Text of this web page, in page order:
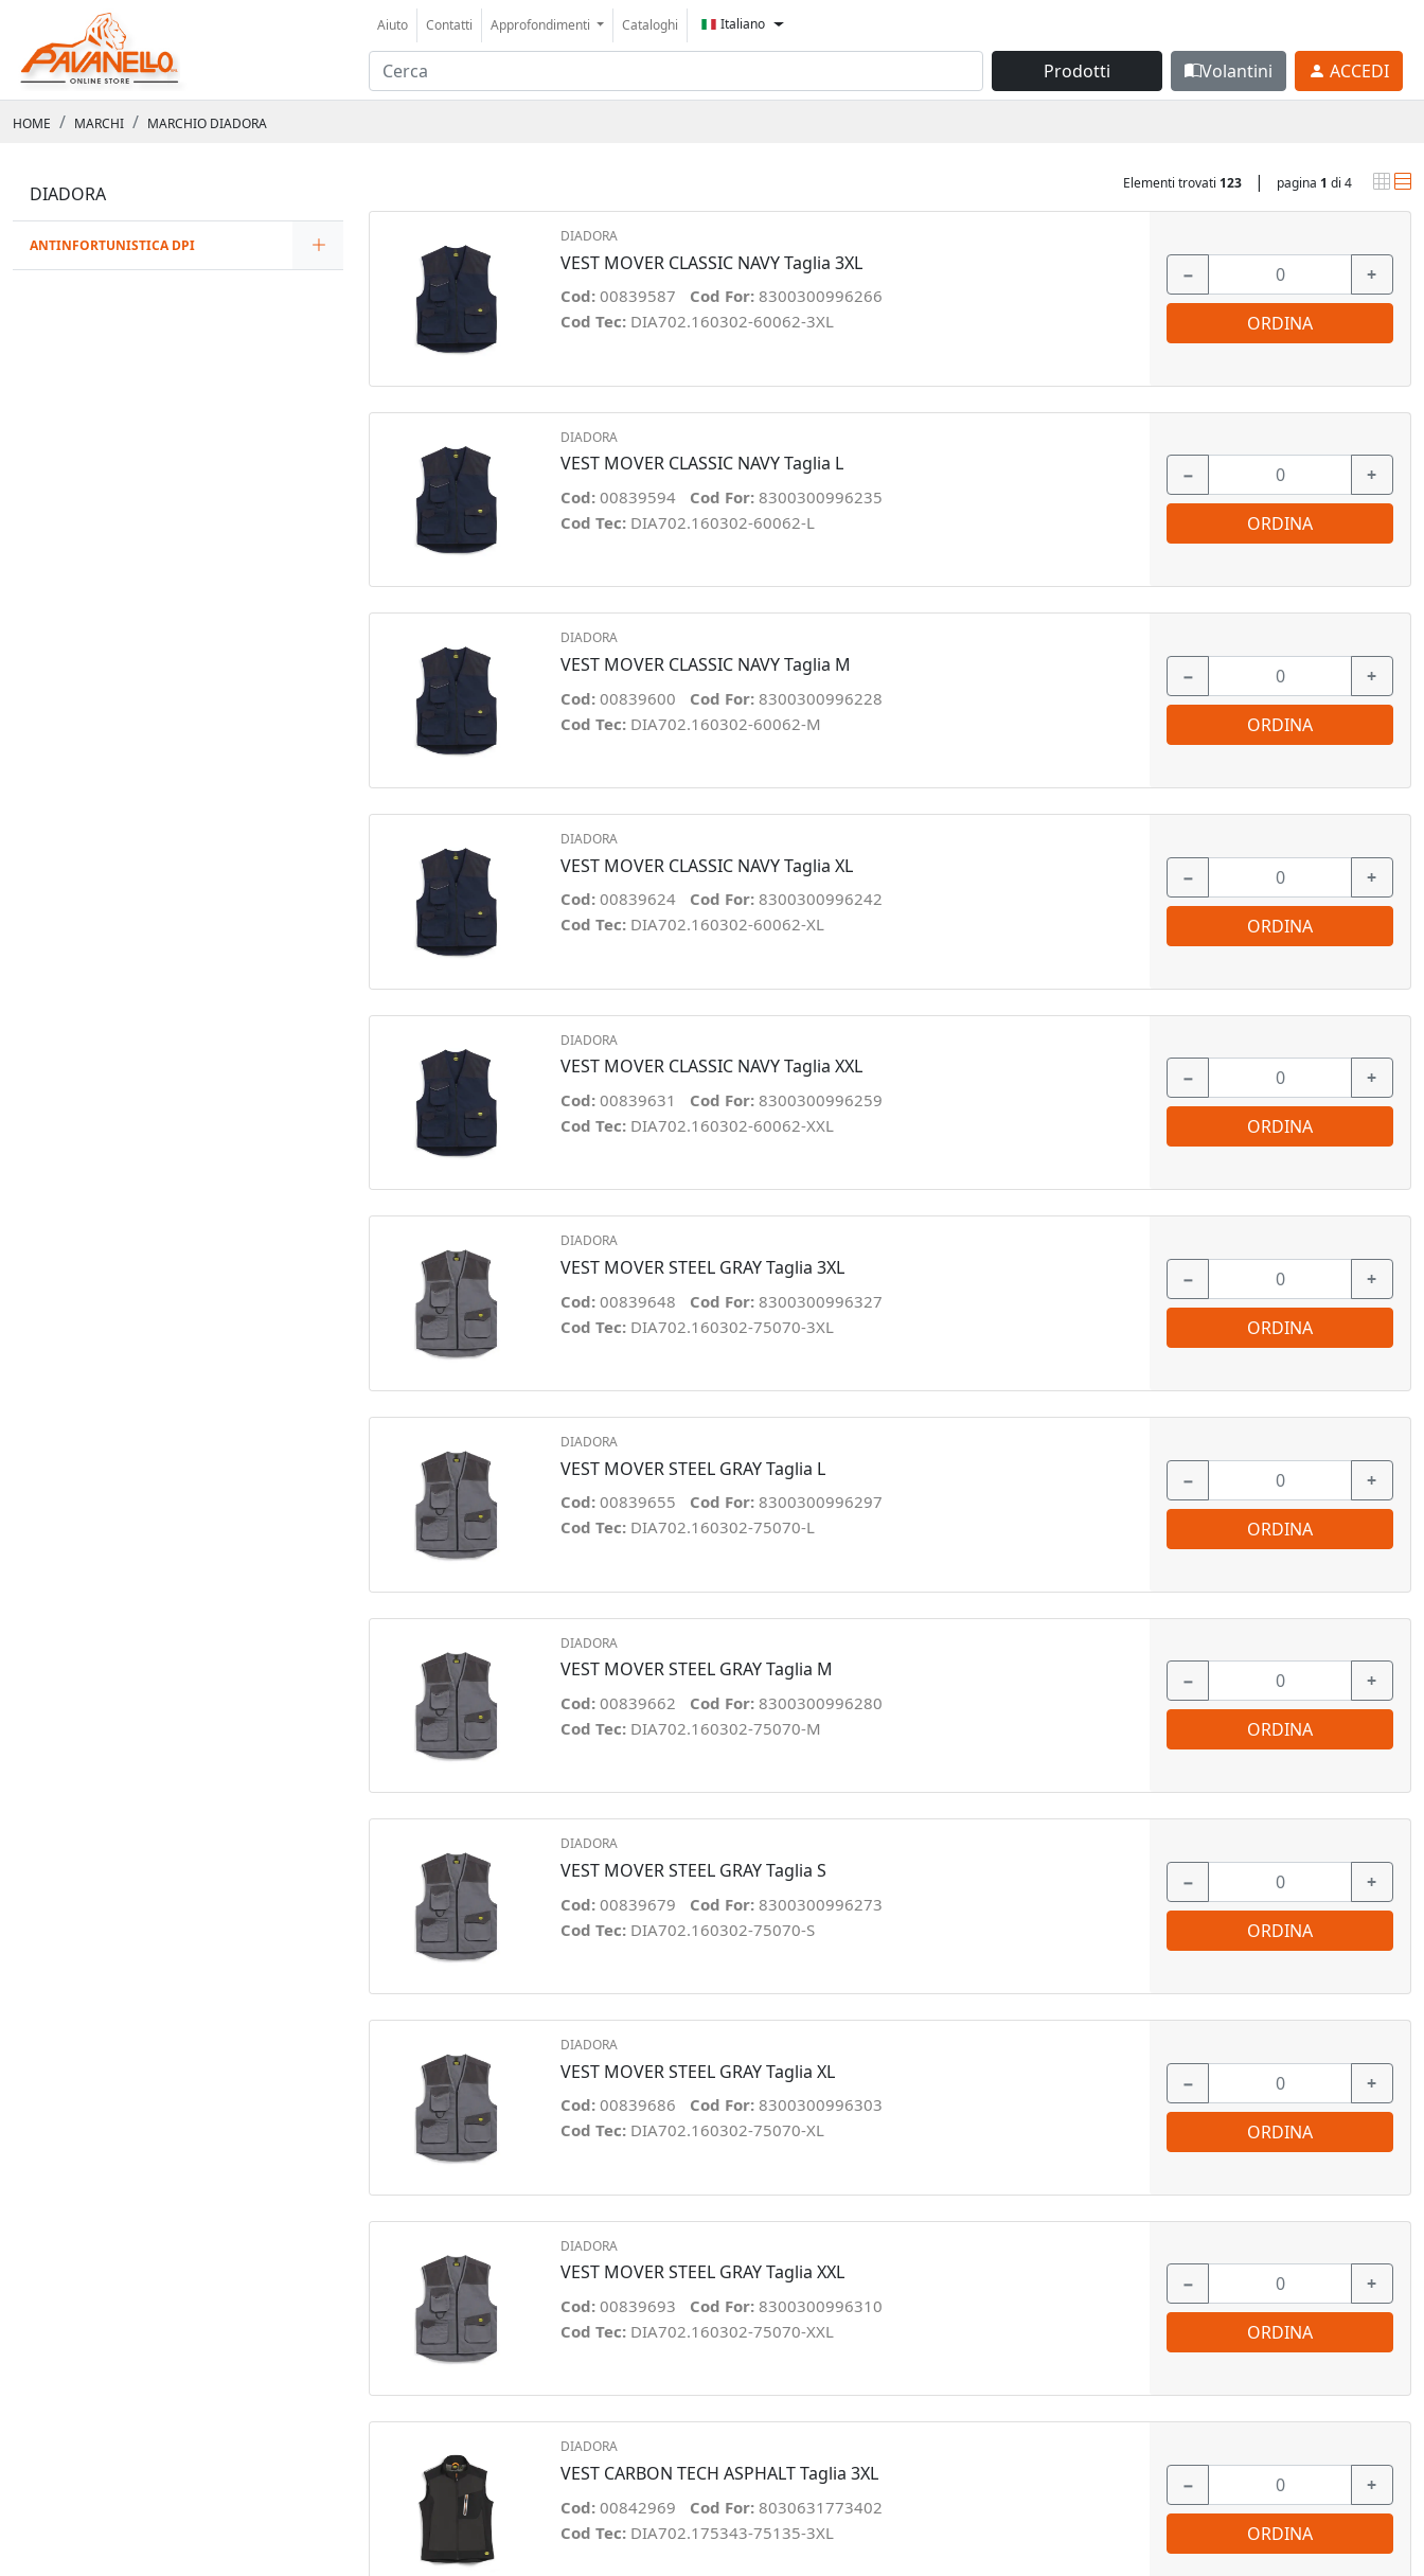
Aiuto Contatti Approfondimenti Cataloghi Italiano
Prodotti Volantini ACCEDI
HOME MARCHI MARCHIO DIADORA
DIADORA
ANTINFORTUNISTICA DPI
Elementi trovati 123 | pagina 1 di 4
DIADORA
VEST MOVER CLASSIC NAVY Taglia 3XL
Cod: 00839587 Cod For: 8300300996266
Cod Tec: DIA702.160302-60062-3XL
− +
ORDINA
DIADORA
VEST MOVER CLASSIC NAVY Taglia L
Cod: 00839594 Cod For: 8300300996235
Cod Tec: DIA702.160302-60062-L
− +
ORDINA
DIADORA
VEST MOVER CLASSIC NAVY Taglia M
Cod: 00839600 Cod For: 8300300996228
Cod Tec: DIA702.160302-60062-M
− +
ORDINA
DIADORA
VEST MOVER CLASSIC NAVY Taglia XL
Cod: 00839624 Cod For: 8300300996242
Cod Tec: DIA702.160302-60062-XL
− +
ORDINA
DIADORA
VEST MOVER CLASSIC NAVY Taglia XXL
Cod: 00839631 Cod For: 8300300996259
Cod Tec: DIA702.160302-60062-XXL
− +
ORDINA
DIADORA
VEST MOVER STEEL GRAY Taglia 3XL
Cod: 00839648 Cod For: 8300300996327
Cod Tec: DIA702.160302-75070-3XL
− +
ORDINA
DIADORA
VEST MOVER STEEL GRAY Taglia L
Cod: 00839655 Cod For: 8300300996297
Cod Tec: DIA702.160302-75070-L
− +
ORDINA
DIADORA
VEST MOVER STEEL GRAY Taglia M
Cod: 00839662 Cod For: 8300300996280
Cod Tec: DIA702.160302-75070-M
− +
ORDINA
DIADORA
VEST MOVER STEEL GRAY Taglia S
Cod: 00839679 Cod For: 8300300996273
Cod Tec: DIA702.160302-75070-S
− +
ORDINA
DIADORA
VEST MOVER STEEL GRAY Taglia XL
Cod: 00839686 Cod For: 8300300996303
Cod Tec: DIA702.160302-75070-XL
− +
ORDINA
DIADORA
VEST MOVER STEEL GRAY Taglia XXL
Cod: 00839693 Cod For: 8300300996310
Cod Tec: DIA702.160302-75070-XXL
− +
ORDINA
DIADORA
VEST CARBON TECH ASPHALT Taglia 3XL
Cod: 00842969 Cod For: 8030631773402
Cod Tec: DIA702.175343-75135-3XL
− +
ORDINA